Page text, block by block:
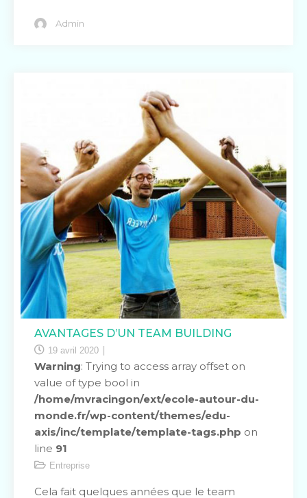
Admin
AVANTAGES D’UN TEAM BUILDING
19 avril 2020
Warning: Trying to access array offset on
value of type bool in
/home/mvracingon/ext/ecole-autour-du-
monde.fr/wp-content/themes/edu-
axis/inc/template/template-tags.php on
line 91
Entreprise
Cela fait quelques années que le team